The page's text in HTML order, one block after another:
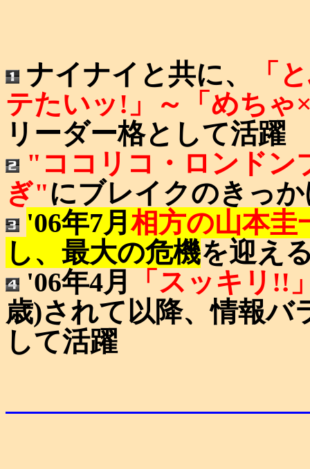
ナイナイと共に、
「
テたいッ!」～「めちゃ
リーダー格として活躍
"ココリコ・ロンドン
ぎ"にブレイクのきっ
'06年7月相方の山本圭
し、最大の危機を迎え
'06年4月
「スッキリ!!
歳)されて以降、情報バ
して活躍